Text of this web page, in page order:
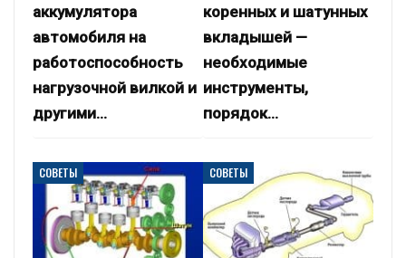
аккумулятора
автомобиля на
работоспособность
нагрузочной вилкой и
другими…
коренных и шатунных
вкладышей —
необходимые
инструменты,
порядок…
СОВЕТЫ СОВЕТЫ